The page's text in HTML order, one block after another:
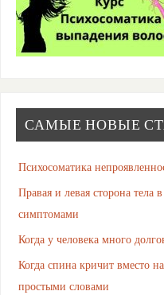
САМЫЕ НОВЫЕ
Психосоматика
Правая и левая сторона тела
симптомами
Когда у человека много
Когда спина кричит вместо
простыми словами